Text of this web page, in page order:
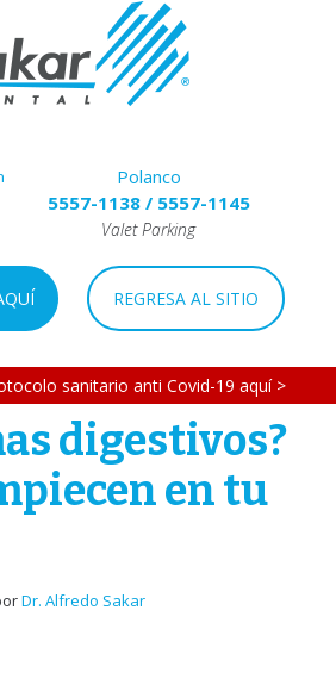
Polanco
5557-1138/ 5557-1145
Valet Parking
REGRESA AL SITIO
sanitario anti Covid-19 aquí >
digestivos?
en tu
Dr. Alfredo Sakar